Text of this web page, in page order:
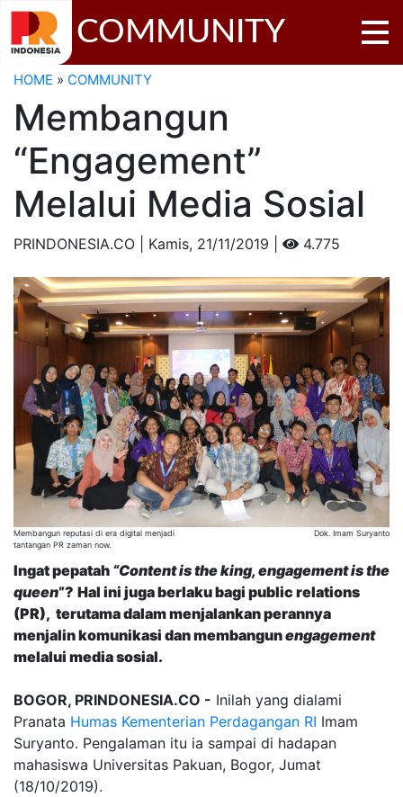
COMMUNITY
HOME » COMMUNITY
Membangun
“Engagement”
Melalui Media Sosial
PRINDONESIA.CO | Kamis, 21/11/2019 | 4.775
Membangun reputasi di era digital menjadi
tantangan PR zaman now.
Dok. Imam Suryanto
Ingat pepatah “Contentistheking,engagement isthe
queen”? Hal ini juga berlaku bagi public relations
(PR), terutama dalam menjalankan perannya
menjalin komunikasi dan membangunengagement
melalui media sosial.
BOGOR, PRINDONESIA.CO - Inilah yang dialami
Pranata Humas Kementerian Perdagangan RI Imam
Suryanto. Pengalaman itu ia sampai di hadapan
mahasiswa Universitas Pakuan, Bogor, Jumat
(18/10/2019).